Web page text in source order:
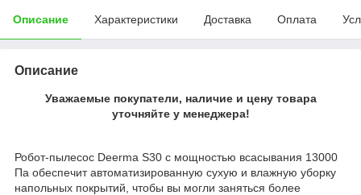
Описание Характеристики Доставка Оплата
Описание
Уважаемые покупатели, наличие и цену товара
уточняйте у менеджера!
Робот-пылесос Deerma S30 с мощностью всасывания 13000
Па обеспечит автоматизированную сухую и влажную уборку
напольных покрытий, чтобы вы могли заняться более